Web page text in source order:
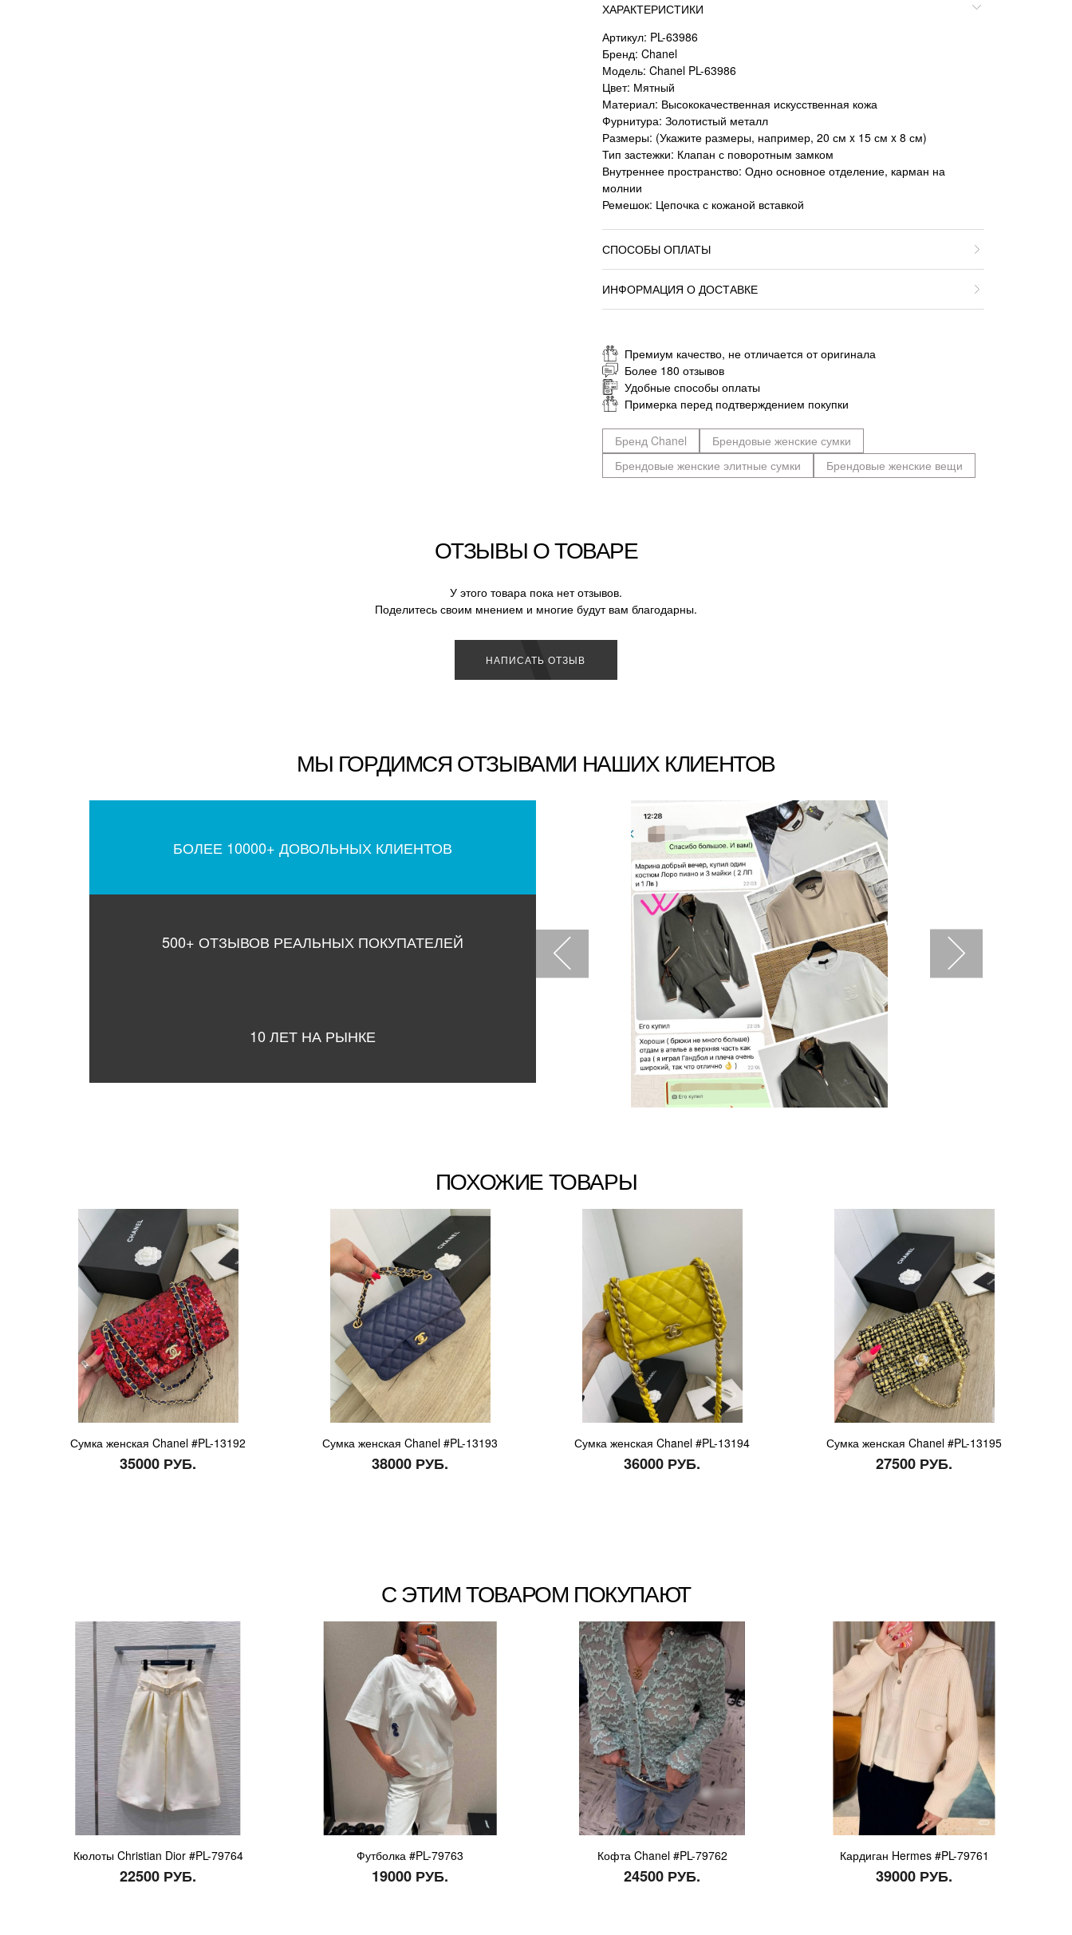
ХАРАКТЕРИСТИКИ
Артикул: PL-63986
Бренд: Chanel
Модель: Chanel PL-63986
Цвет: Мятный
Материал: Высококачественная искусственная кожа
Фурнитура: Золотистый металл
Размеры: (Укажите размеры, например, 20 см x 15 см x 8 см)
Тип застежки: Клапан с поворотным замком
Внутреннее пространство: Одно основное отделение, карман на
молнии
Ремешок: Цепочка с кожаной вставкой
СПОСОБЫ ОПЛАТЫ
ИНФОРМАЦИЯ О ДОСТАВКЕ
Премиум качество, не отличается от оригинала
Более 180 отзывов
Удобные способы оплаты
Примерка перед подтверждением покупки
Бренд Chanel
Брендовые женские сумки
Брендовые женские элитные сумки
Брендовые женские вещи
ОТЗЫВЫ О ТОВАРЕ
У этого товара пока нет отзывов.
Поделитесь своим мнением и многие будут вам благодарны.
НАПИСАТЬ ОТЗЫВ
МЫ ГОРДИМСЯ ОТЗЫВАМИ НАШИХ КЛИЕНТОВ
БОЛЕЕ 10000+ ДОВОЛЬНЫХ КЛИЕНТОВ
500+ ОТЗЫВОВ РЕАЛЬНЫХ ПОКУПАТЕЛЕЙ
10 ЛЕТ НА РЫНКЕ
ПОХОЖИЕ ТОВАРЫ
Сумка женская Chanel #PL-13192
35000 РУБ.
Сумка женская Chanel #PL-13193
38000 РУБ.
Сумка женская Chanel #PL-13194
36000 РУБ.
Сумка женская Chanel #PL-13195
27500 РУБ.
С ЭТИМ ТОВАРОМ ПОКУПАЮТ
Кюлоты Christian Dior #PL-79764
22500 РУБ.
Футболка #PL-79763
19000 РУБ.
Кофта Chanel #PL-79762
24500 РУБ.
Кардиган Hermes #PL-79761
39000 РУБ.